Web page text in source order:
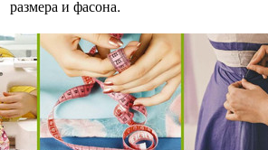
размера и фасона.